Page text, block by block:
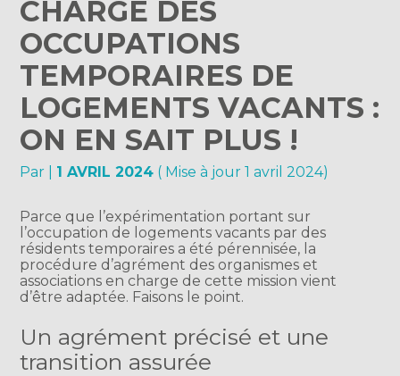
CHARGE DES
OCCUPATIONS
TEMPORAIRES DE
LOGEMENTS VACANTS :
ON EN SAIT PLUS !
Par 1 AVRIL 2024 ( Mise à jour 1 avril 2024)
Parce que l’expérimentation portant sur
l’occupation de logements vacants par des
résidents temporaires a été pérennisée, la
procédure d’agrément des organismes et
associations en charge de cette mission vient
d’être adaptée. Faisons le point.
Un agrément précisé et une
transition assurée